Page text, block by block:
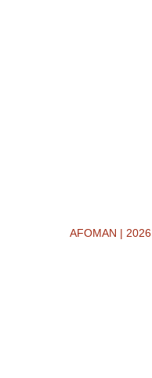
AFOMAN | 2026